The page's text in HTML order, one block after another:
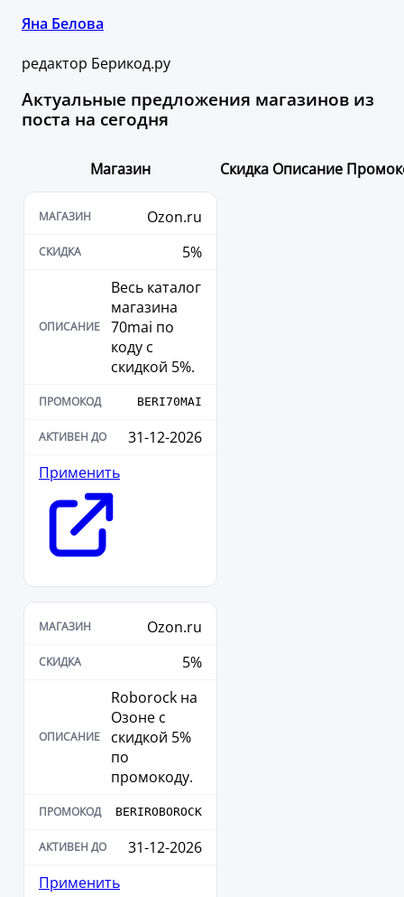
Яна Белова
редактор Берикод.ру
Актуальные предложения магазинов из
поста на сегодня
Магазин Скидка Описание
Ozon.ru
5%
Весь каталог
магазина
70mai по
коду с
скидкой 5%.
BERI70MAI
31-12-2026
Применить
Ozon.ru
5%
Roborock на
Озоне с
скидкой 5%
по
промокоду.
BERIROBOROCK
31-12-2026
Применить